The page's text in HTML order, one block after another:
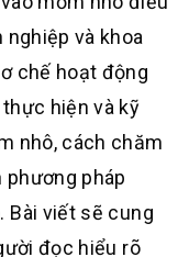
và khoa
chế hoạt động
hiện và kỹ
nhô, cách chăm
pháp
Bài viết sẽ cung
đọc hiểu rõ